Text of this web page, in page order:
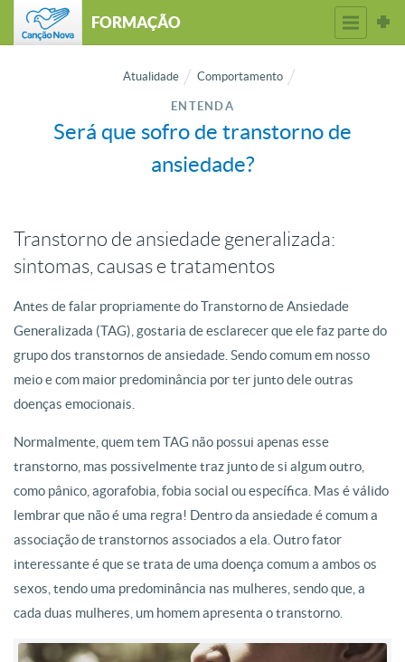
FORMAÇÃO
Atualidade Comportamento
ENTENDA
Será que sofro de transtorno de
ansiedade?
Transtorno de ansiedade generalizada:
sintomas, causas e tratamentos
Antes de falar propriamente do Transtorno de Ansiedade
Generalizada (TAG), gostaria de esclarecer que ele faz parte do
grupo dos transtornos de ansiedade. Sendo comum em nosso
meio e com maior predominância por ter junto dele outras
doenças emocionais.
Normalmente, quem tem TAG não possui apenas esse
transtorno, mas possivelmente traz junto de si algum outro,
como pânico, agorafobia, fobia social ou específica. Mas é válido
lembrar que não é uma regra! Dentro da ansiedade é comum a
associação de transtornos associados a ela. Outro fator
interessante é que se trata de uma doença comum a ambos os
sexos, tendo uma predominância nas mulheres, sendo que, a
cada duas mulheres, um homem apresenta o transtorno.